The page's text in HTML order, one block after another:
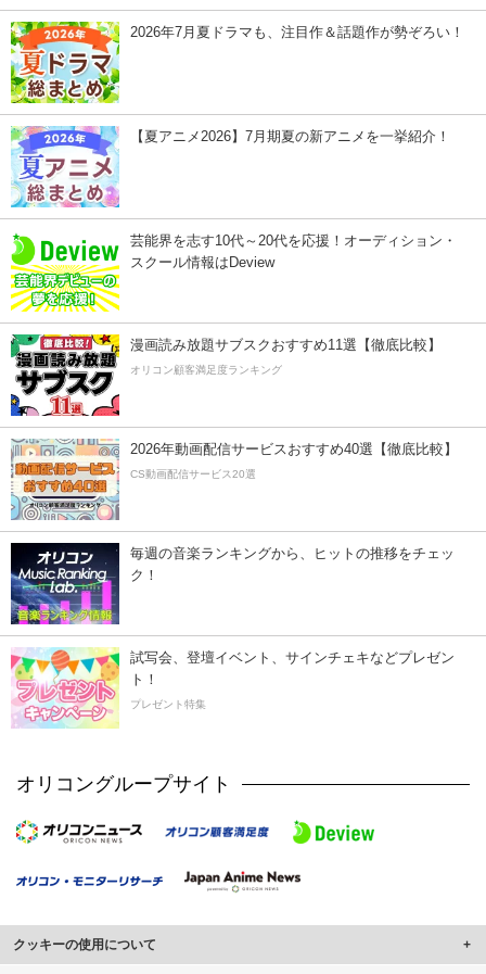
2026年7月夏ドラマも、注目作＆話題作が勢ぞろい！
【夏アニメ2026】7月期夏の新アニメを一挙紹介！
芸能界を志す10代～20代を応援！オーディション・
スクール情報はDeview
漫画読み放題サブスクおすすめ11選【徹底比較】
オリコン顧客満足度ランキング
2026年動画配信サービスおすすめ40選【徹底比較】
CS動画配信サービス20選
毎週の音楽ランキングから、ヒットの推移をチェッ
ク！
試写会、登壇イベント、サインチェキなどプレゼン
ト！
プレゼント特集
オリコングループサイト
クッキーの使用について